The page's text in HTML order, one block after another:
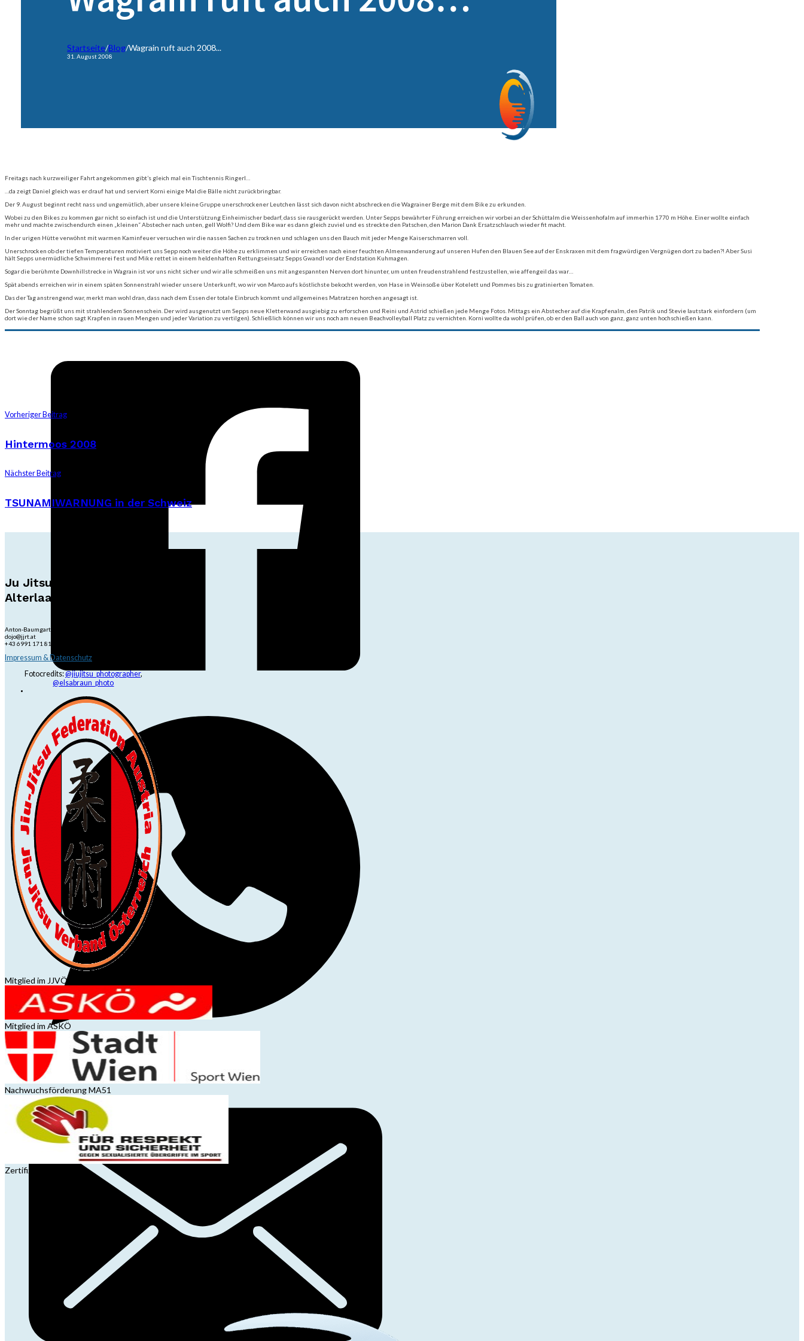
Startseite/Blog/Wagrain ruft auch 2008...
31. August 2008
Freitags nach kurzweiliger Fahrt angekommen gibt’s gleich mal ein Tischtennis Ringerl…
…da zeigt Daniel gleich was er drauf hat und serviert Korni einige Mal die Bälle nicht zurückbringbar.
Der 9. August beginnt recht nass und ungemütlich, aber unsere kleine Gruppe unerschrockener Leutchen lässt sich davon nicht abschrecken die Wagrainer Berge mit dem Bike zu erkunden.
Wobei zu den Bikes zu kommen gar nicht so einfach ist und die Unterstützung Einheimischer bedarf, dass sie rausgerückt werden. Unter Sepps bewährter Führung erreichen wir vorbei an der Schüttalm die Weissenhofalm auf immerhin 1770 m Höhe. Einer wollte einfach
mehr und machte zwischendurch einen „kleinen“ Abstecher nach unten, gell Wolfi? Und dem Bike war es dann gleich zuviel und es streckte den Patschen, den Marion Dank Ersatzschlauch wieder fit macht.
In der urigen Hütte verwöhnt mit warmen Kaminfeuer versuchen wir die nassen Sachen zu trocknen und schlagen uns den Bauch mit jeder Menge Kaiserschmarren voll.
Unerschrocken ob der tiefen Temperaturen motiviert uns Sepp noch weiter die Höhe zu erklimmen und wir erreichen nach einer feuchten Almenwanderung auf unseren Hufen den Blauen See auf der Enskraxen mit dem fragwürdigen Vergnügen dort zu baden?! Aber Susi
hält Sepps unermüdliche Schwimmerei fest und Mike rettet in einem heldenhaften Rettungseinsatz Sepps Gwandl vor der Endstation Kuhmagen.
Sogar die berühmte Downhillstrecke in Wagrain ist vor uns nicht sicher und wir alle schmeißen uns mit angespannten Nerven dort hinunter, um unten freudenstrahlend festzustellen, wie affengeil das war…
Spät abends erreichen wir in einem späten Sonnenstrahl wieder unsere Unterkunft, wo wir von Marco aufs köstlichste bekocht werden, von Hase in Weinsoße über Kotelett und Pommes bis zu gratinierten Tomaten.
Das der Tag anstrengend war, merkt man wohl dran, dass nach dem Essen der totale Einbruch kommt und allgemeines Matratzen horchen angesagt ist.
Der Sonntag begrüßt uns mit strahlendem Sonnenschein. Der wird ausgenutzt um Sepps neue Kletterwand ausgiebig zu erforschen und Reini und Astrid schießen jede Menge Fotos. Mittags ein Abstecher auf die Krapfenalm, den Patrik und Stevie lautstark einfordern (um
dort wie der Name schon sagt Krapfen in rauen Mengen und jeder Variation zu vertilgen). Schließlich können wir uns noch am neuen Beachvolleyball Platz zu vernichten. Korni wollte da wohl prüfen, ob er den Ball auch von ganz, ganz unten hochschießen kann.
Vorheriger Beitrag
Hintermoos 2008
Nächster Beitrag
TSUNAMIWARNUNG in der Schweiz
Ju Jitsu Ryu Tsunami
Alterlaa
Anton-Baumgartner-Str. 44/B8/01, 1230 Wien
dojo@jjrt.at
+43 6991 171 81 60
Impressum & Datenschutz
Fotocredits:@jiujitsu_photographer,
@elsabraun_photo
Mitglied im JJVÖ
Mitglied im ASKÖ
Nachwuchsförderung MA51
Zertifizierung